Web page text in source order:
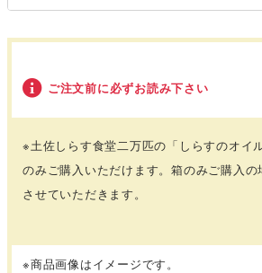
ご注文前に必ずお読み下さい
※土佐しらす食堂二万匹の「しらすのオイ
のみご購入いただけます。箱のみご購入の
させていただきます。
※商品画像はイメージです。